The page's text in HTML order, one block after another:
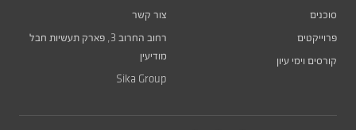
סוכנים
פרוייקטים
קורסים וימי עיון
צור קשר
רחוב החרוב 3, פארק תעשיות חבל
מודיעין
Sika Group